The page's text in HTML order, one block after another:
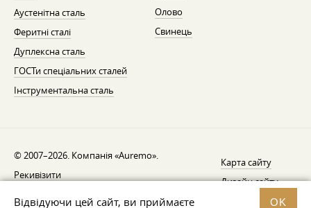
Відвідуючи цей сайт, ви приймаєте OK
Аустенітна сталь
Феритні сталі
Дуплексна сталь
ГОСТи спеціальних сталей
Інструментальна сталь
Олово
Свинець
© 2007–2026. Компанія «Auremo».
Рекивізити
Карта сайту
Дизайн сайту —